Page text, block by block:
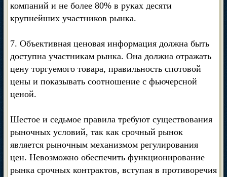
компаний и не более 80% в руках десяти
крупнейших участников рынка.
7. Объективная ценовая информация должна быть
доступна участникам рынка. Она должна отражать
цену торгуемого товара, правильность спотовой
цены и показывать соотношение с фьючерсной
ценой.
Шестое и седьмое правила требуют существования
рыночных условий, так как срочный рынок
является рыночным механизмом регулирования
цен. Невозможно обеспечить функционирование
рынка срочных контрактов, вступая в противоречия